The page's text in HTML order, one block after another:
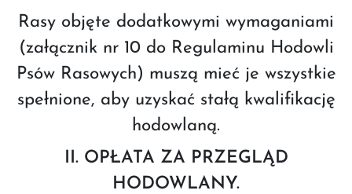
Rasy objęte dodatkowymi wymaganiami
(załącznik nr 10 do Regulaminu Hodowli
Psów Rasowych) muszą mieć je wszystkie
spełnione, aby uzyskać stałą kwalifikację
hodowlaną.
II. OPŁATA ZA PRZEGLĄD
HODOWLANY.